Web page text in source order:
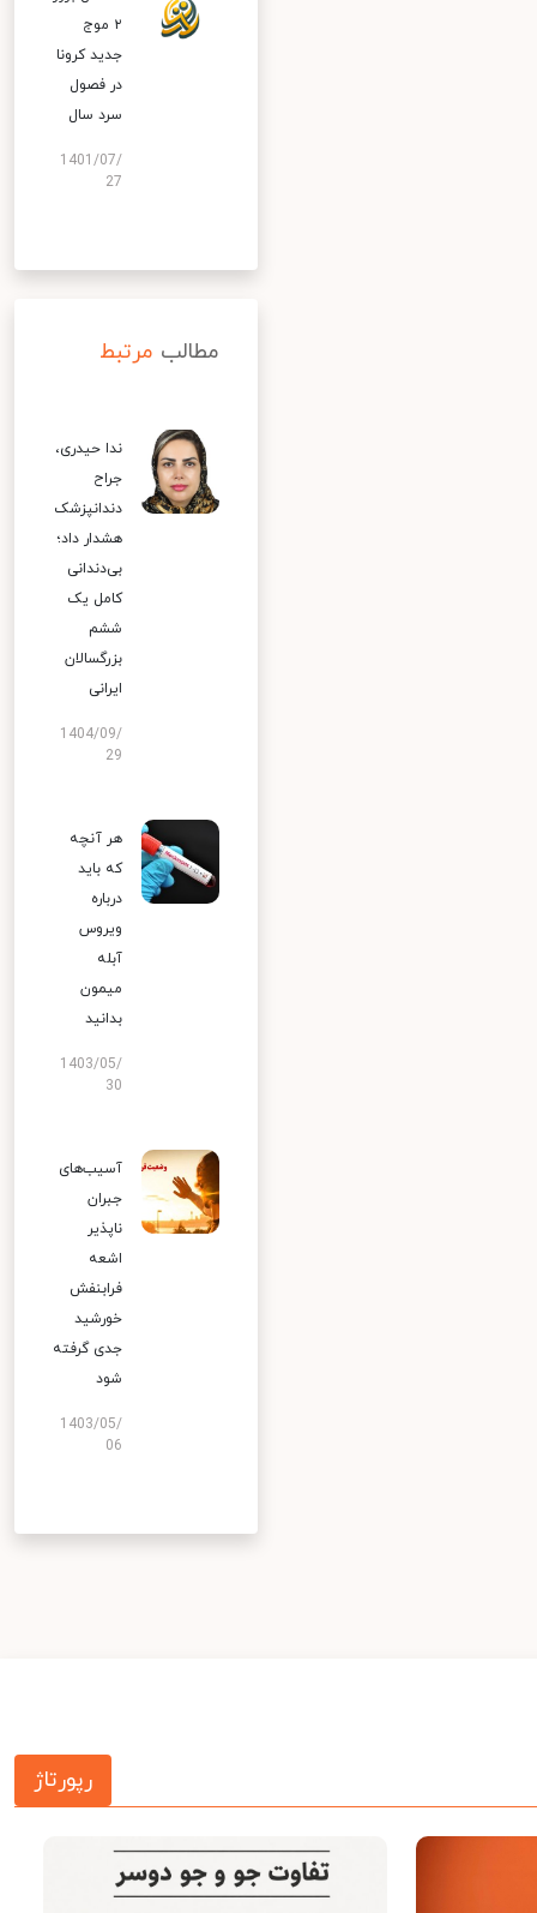
۲ موج
جدید کرونا
در فصول
سرد سال
1401/07/
27
مطالب مرتبط
ندا حیدری،
جراح
دندانپزشک
هشدار داد؛
بی‌دندانی
کامل یک
ششم
بزرگسالان
ایرانی
1404/09/
29
هر آنچه
که باید
درباره
ویروس
آبله
میمون
بدانید
1403/05/
30
آسیب‌های
جبران
ناپذیر
اشعه
فرابنفش
خورشید
جدی گرفته
شود
1403/05/
06
رپورتاژ